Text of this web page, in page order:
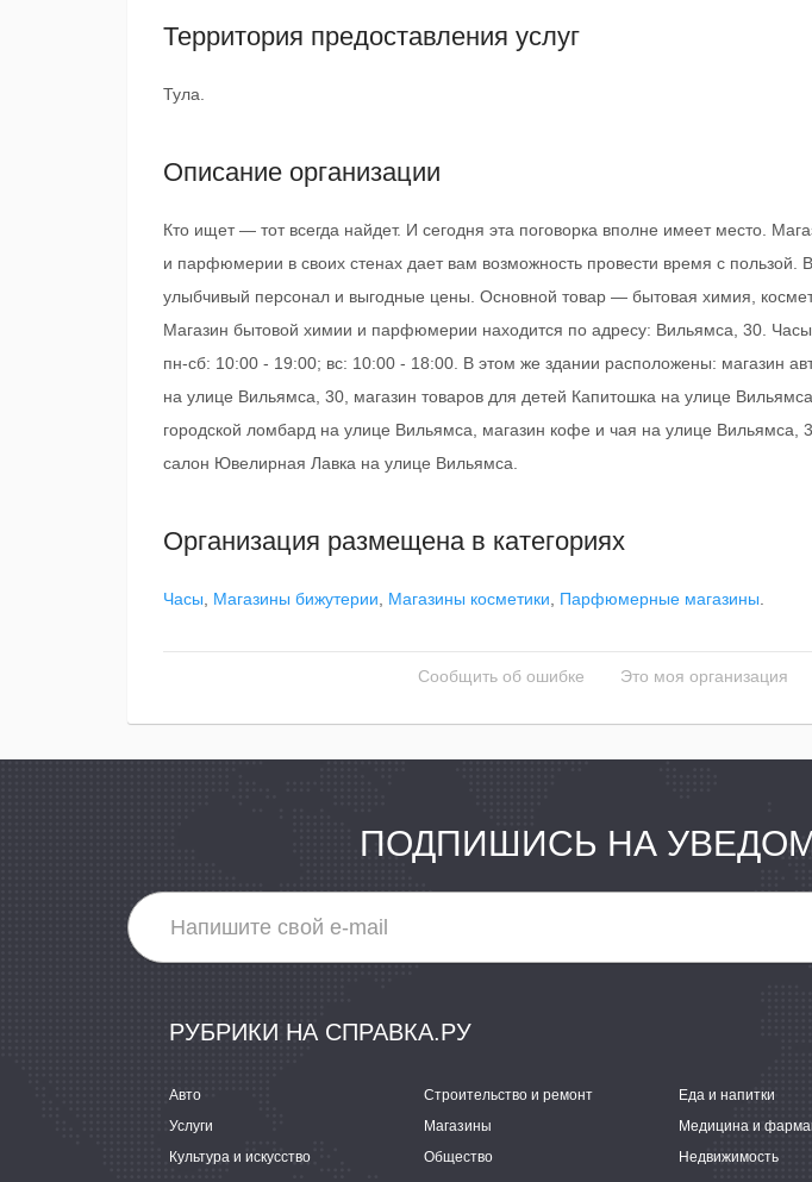
Территория предоставления услуг
Тула.
Описание организации
Кто ищет — тот всегда найдет. И сегодня эта поговорка вполне имеет место.
и парфюмерии в своих стенах дает вам возможность провести время с пользой.
улыбчивый персонал и выгодные цены. Основной товар — бытовая химия,
Магазин бытовой химии и парфюмерии находится по адресу: Вильямса, 30.
пн-сб: 10:00 - 19:00; вс: 10:00 - 18:00. В этом же здании расположены: магазин
на улице Вильямса, 30, магазин товаров для детей Капитошка на улице
городской ломбард на улице Вильямса, магазин кофе и чая на улице Вильямса,
салон Ювелирная Лавка на улице Вильямса.
Организация размещена в категориях
Часы Магазины бижутерии Магазины косметики Парфюмерные магазины
Сообщить об ошибке Это моя организация
ПОДПИШИСЬ НА
РУБРИКИ НА СПРАВКА.РУ
Авто Строительство и ремонт Еда и напитки
Услуги
Магазины Медицина и
Культура и искусство
Общество Недвижимость